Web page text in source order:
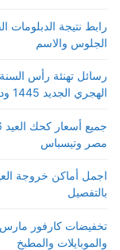
الجلوس والاسم
الهجري الجديد 1445 ودعاء العام الجديد
مصر وتيسباس
بالتفصيل
والموبايلات والمطبخ